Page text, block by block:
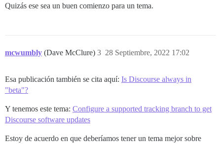
Quizás ese sea un buen comienzo para un tema.
mcwumbly (Dave McClure) 28 Septiembre, 2022 17:02
3
Esa publicación también se cita aquí: Is Discourse always in
"beta"?
Y tenemos este tema: Configure a supported tracking branch to get
Discourse software updates
Estoy de acuerdo en que deberíamos tener un tema mejor sobre